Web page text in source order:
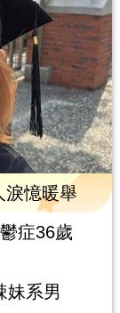
淚憶暖舉
症36歲
系男